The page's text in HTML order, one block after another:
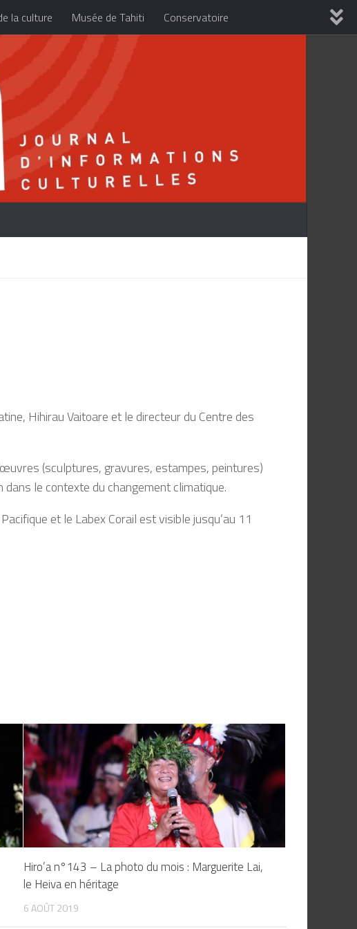
la culture Musée de Tahiti Conservatoire
Hihirau Vaitoare et le directeur du Centre des
(sculptures, gravures, estampes, peintures)
le contexte du changement climatique.
et le Labex Corail est visible jusqu’au 11
Hiro’a n°143 – La photo du mois : Marguerite Lai,
le Heiva en héritage
6 AOÛT 2019